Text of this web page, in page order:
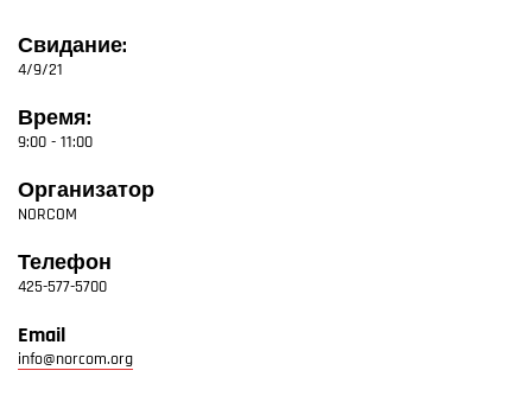
Свидание:
4/9/21
Время:
9:00 - 11:00
Организатор
NORCOM
Телефон
425-577-5700
Email
info@norcom.org